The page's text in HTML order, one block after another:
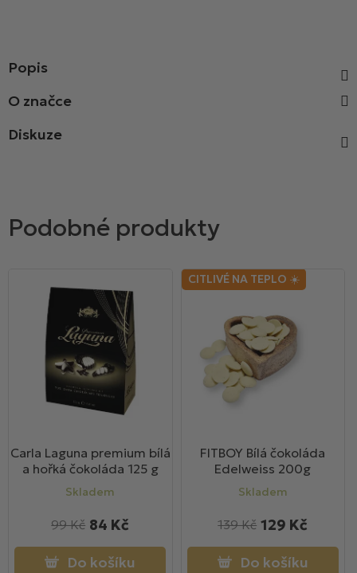
Popis
Diskuze
Carla Laguna premium bílá
a hořká čokoláda 125 g
Skladem
84 Kč
99 Kč
Do košíku
CITLIVÉ NA TEPLO ☀️
FITBOY Bílá čokoláda
Edelweiss 200g
Skladem
129 Kč
139 Kč
Do košíku